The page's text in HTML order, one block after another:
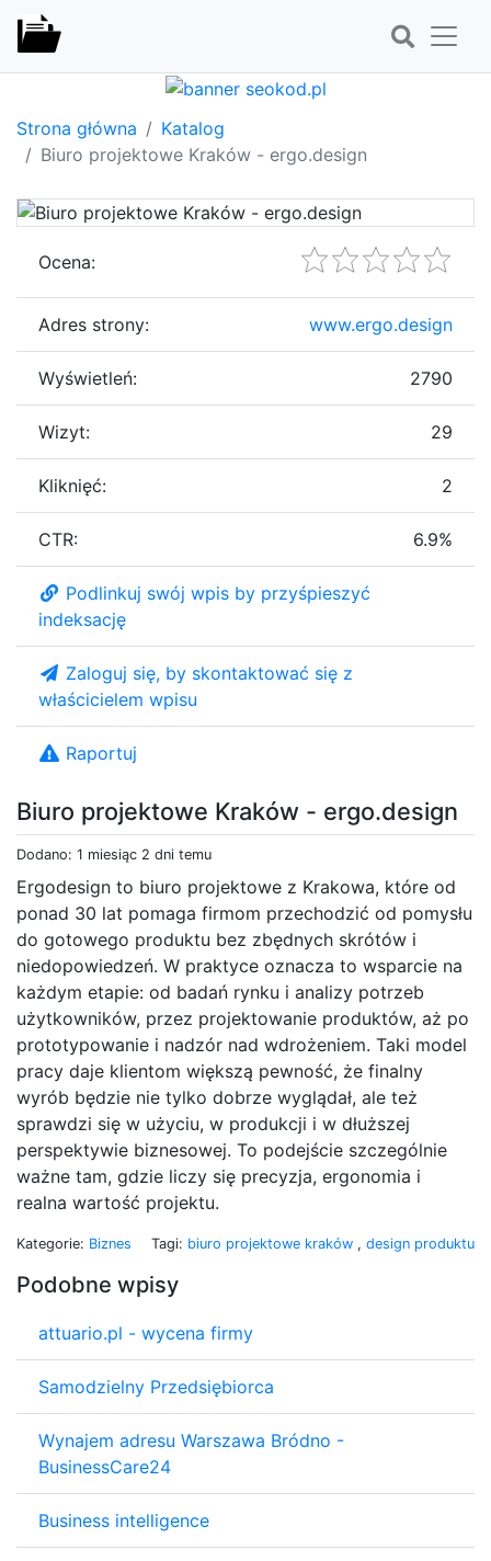
Strona główna
Katalog
Biuro projektowe Kraków - ergo.design
Biuro projektowe Kraków - ergo.design
Dodano: 1 miesiąc 2 dni temu
Ergodesign to biuro projektowe z Krakowa, które od
ponad 30 lat pomaga firmom przechodzić od pomysłu
do gotowego produktu bez zbędnych skrótów i
niedopowiedzeń. W praktyce oznacza to wsparcie na
każdym etapie: od badań rynku i analizy potrzeb
użytkowników, przez projektowanie produktów, aż po
prototypowanie i nadzór nad wdrożeniem. Taki model
pracy daje klientom większą pewność, że finalny
wyrób będzie nie tylko dobrze wyglądał, ale też
sprawdzi się w użyciu, w produkcji i w dłuższej
perspektywie biznesowej. To podejście szczególnie
ważne tam, gdzie liczy się precyzja, ergonomia i
realna wartość projektu.
Kategorie: Biznes Tagi: biuro projektowe kraków , design produktu
Podobne wpisy
attuario.pl - wycena firmy
Samodzielny Przedsiębiorca
Wynajem adresu Warszawa Bródno -
BusinessCare24
Business intelligence
Ocena:
Adres strony: www.ergo.design
Wyświetleń: 2790
Wizyt: 29
Kliknięć: 2
CTR: 6.9%
Podlinkuj swój wpis by przyśpieszyć
indeksację
Zaloguj się, by skontaktować się z
właścicielem wpisu
Raportuj